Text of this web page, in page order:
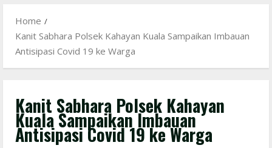
Home
Kanit Sabhara Polsek Kahayan Kuala Sampaikan Imbauan
Antisipasi Covid 19 ke Warga
Kanit Sabhara Polsek Kahayan
Kuala Sampaikan Imbauan
Antisipasi Covid 19 ke Warga